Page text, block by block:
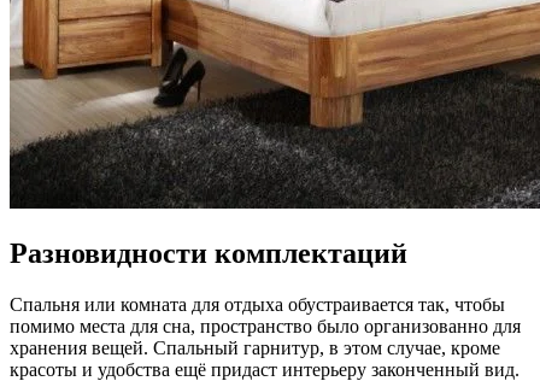
Разновидности комплектаций
Спальня или комната для отдыха обустраивается так, чтобы
помимо места для сна, пространство было организованно для
хранения вещей. Спальный гарнитур, в этом случае, кроме
красоты и удобства ещё придаст интерьеру законченный вид.